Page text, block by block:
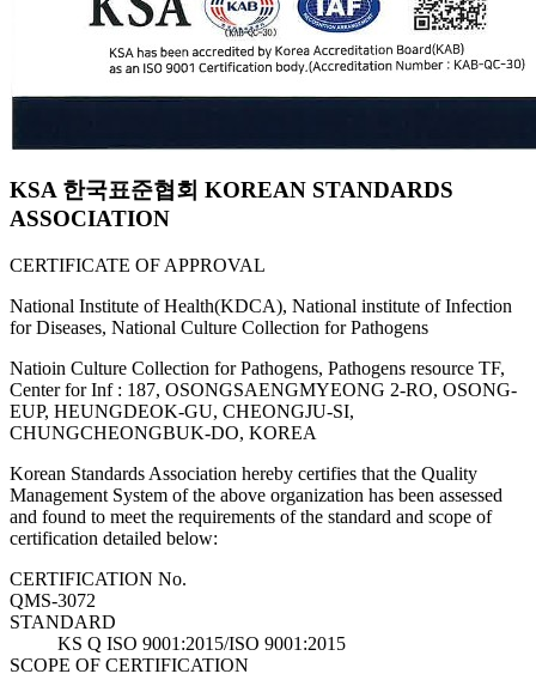
KSA 한국표준협회 KOREAN STANDARDS
ASSOCIATION
CERTIFICATE OF APPROVAL
National Institute of Health(KDCA), National institute of Infection
for Diseases, National Culture Collection for Pathogens
Natioin Culture Collection for Pathogens, Pathogens resource TF,
Center for Inf : 187, OSONGSAENGMYEONG 2-RO, OSONG-
EUP, HEUNGDEOK-GU, CHEONGJU-SI,
CHUNGCHEONGBUK-DO, KOREA
Korean Standards Association hereby certifies that the Quality
Management System of the above organization has been assessed
and found to meet the requirements of the standard and scope of
certification detailed below:
CERTIFICATION No.
QMS-3072
STANDARD
KS Q ISO 9001:2015/ISO 9001:2015
SCOPE OF CERTIFICATION